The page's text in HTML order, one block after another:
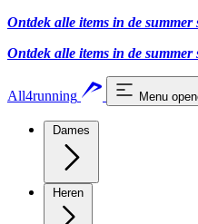
Ontdek alle items in de
Ontdek alle items in de
All4running Menu
Dames
Heren